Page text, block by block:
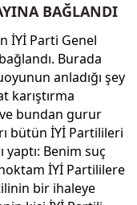
BAĞLANDI
İYİ Parti Genel
Burada
anladığı şey
karıştırma
ve bundan gurur
bütün İYİ Partilileri
yaptı: Benim suç
İYİ Partililere
bir ihaleye